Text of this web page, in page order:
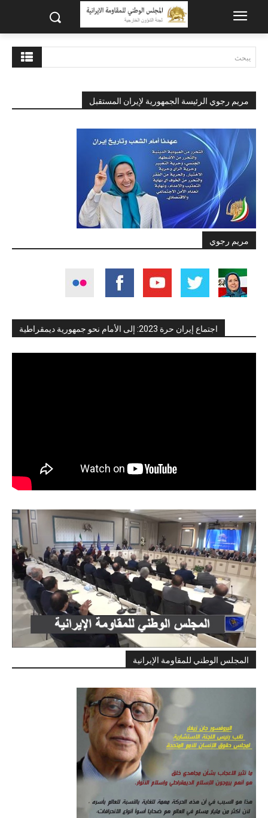
يبحث
مريم رجوي الرئيسة الجمهورية لإيران المستقبل
مريم رجوي
اجتماع إيران حرة 2023: إلى الأمام نحو جمهورية ديمقراطية
المجلس الوطني للمقاومة الإيرانية